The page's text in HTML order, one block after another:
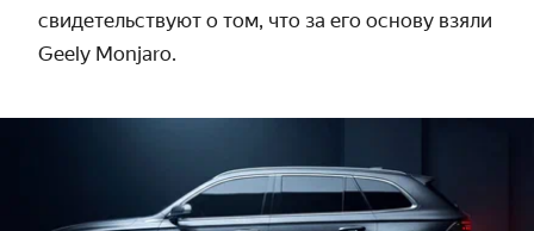
свидетельствуют о том, что за его основу взяли
Geely Monjaro.